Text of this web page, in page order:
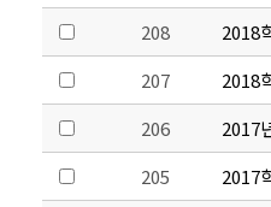
208
2018
207
2018
206
2017
205
2017